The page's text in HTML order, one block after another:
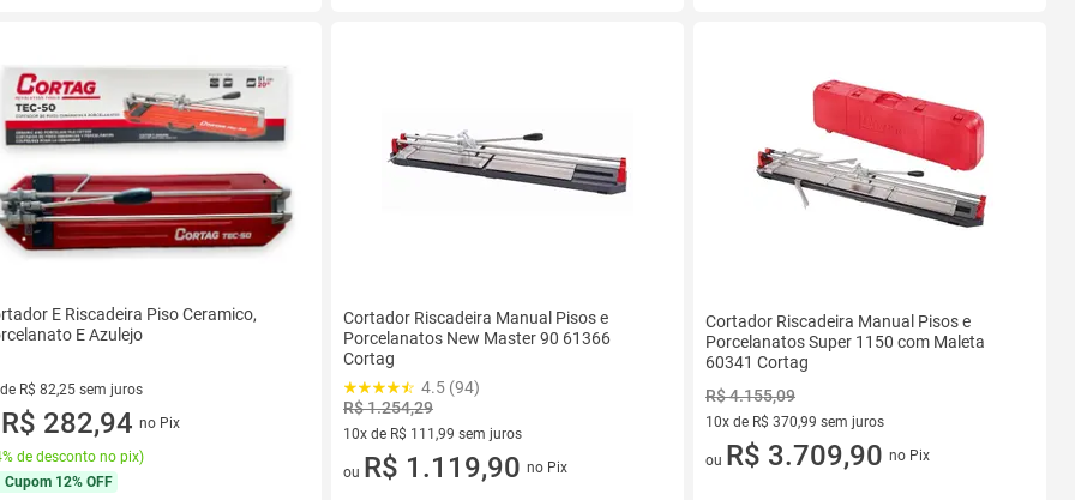
E Riscadeira Piso Ceramico,
E Azulejo
R$ 82,25 sem juros
de R$ 82,25 sem juros
R$ 282,94 no Pix
de desconto no pix)
Cupom 12% OFF
Cortador Riscadeira Manual Pisos e
Porcelanatos New Master 90 61366
Cortag
4.5 (94)
R$ 1.254,29
10x de R$ 111,99 sem juros
10 vez de R$ 111,99 sem juros
ou R$ 1.119,90 no Pix
Cortador Riscadeira Manual Pisos e
Porcelanatos Super 1150 com Maleta
60341 Cortag
R$ 4.155,09
10x de R$ 370,99 sem juros
10 vez de R$ 370,99 sem juros
ou R$ 3.709,90 no Pix